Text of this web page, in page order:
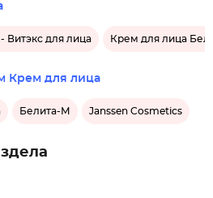
Витэкс для лица Крем для лица
Крем для лица
Белита-М Janssen Cosmetics